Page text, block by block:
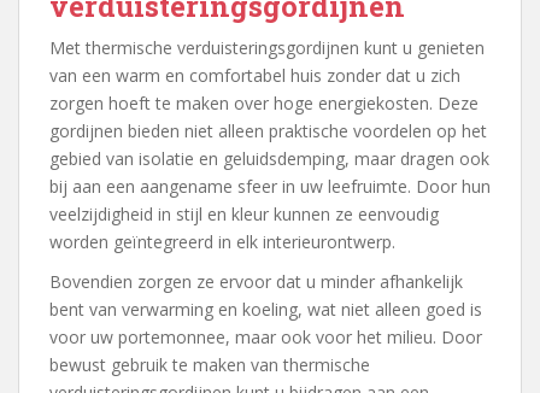
Met thermische verduisteringsgordijnen kunt u genieten
van een warm en comfortabel huis zonder dat u zich
zorgen hoeft te maken over hoge energiekosten. Deze
gordijnen bieden niet alleen praktische voordelen op het
gebied van isolatie en geluidsdemping, maar dragen ook
bij aan een aangename sfeer in uw leefruimte. Door hun
veelzijdigheid in stijl en kleur kunnen ze eenvoudig
worden geïntegreerd in elk interieurontwerp.
Bovendien zorgen ze ervoor dat u minder afhankelijk
bent van verwarming en koeling, wat niet alleen goed is
voor uw portemonnee, maar ook voor het milieu. Door
bewust gebruik te maken van thermische